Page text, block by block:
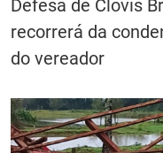
Defesa de Clóvis
recorrerá da
do vereador